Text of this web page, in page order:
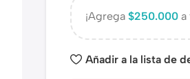
¡Agrega $250.000 a
Añadir a la lista de